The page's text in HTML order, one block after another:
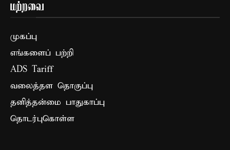
மற்றவை
முகப்பு
எங்களைப் பற்றி
ADS Tariff
வலைத்தள தொகுப்பு
தனித்தன்மை பாதுகாப்பு
தொடர்புகொள்ள